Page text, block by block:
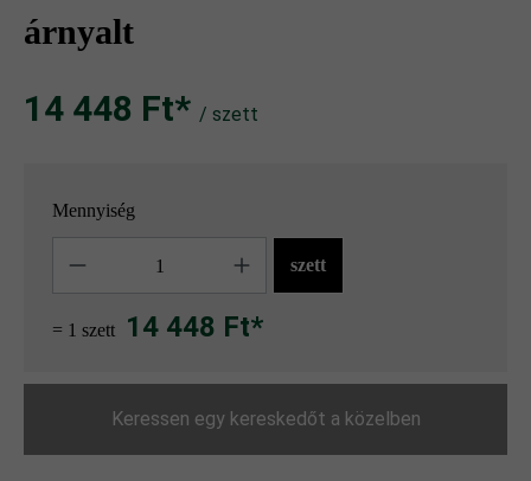
árnyalt
14 448 Ft‎‎‎* / szett
Mennyiség
szett
= 1 szett 14 448 Ft*
Keressen egy kereskedőt a közelben